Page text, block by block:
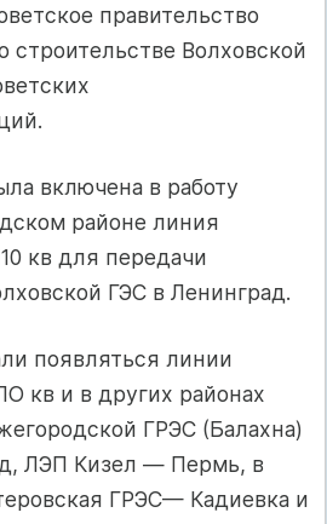
правительство
Волховской
включена в работу
районе линия
кв для передачи
ГЭС в Ленинград.
появляться линии
кв и в других районах
ГРЭС (Балахна)
ЛЭП Кизел — Пермь, в
ГРЭС— Кадиевка и